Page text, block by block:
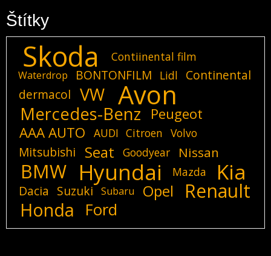
Štítky
Skoda Contiinental film
Waterdrop BONTONFILM Lidl
Continental
dermacol
VW Avon
Mercedes-Benz
Peugeot
AAA AUTO
AUDI Citroen Volvo
Mitsubishi Seat Goodyear Nissan
BMW Hyundai Mazda Kia
Dacia Suzuki Subaru Opel Renault
Honda Ford